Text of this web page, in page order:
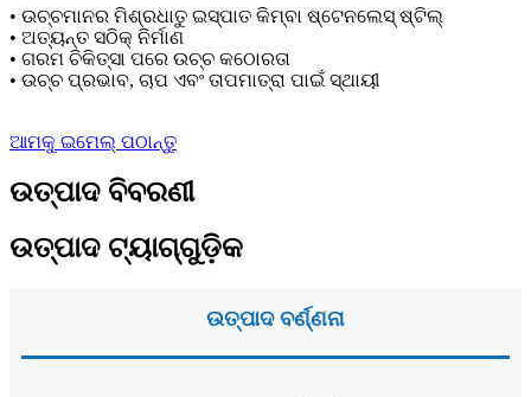
• ଉଚ୍ଚମାନର ମିଶ୍ରଧାତୁ ଇସ୍ପାତ କିମ୍ବା ଷ୍ଟେନଲେସ୍ ଷ୍ଟିଲ୍
• ଅତ୍ୟନ୍ତ ସଠିକ୍ ନିର୍ମାଣ
• ଗରମ ଚିକିତ୍ସା ପରେ ଉଚ୍ଚ କଠୋରତା
• ଉଚ୍ଚ ପ୍ରଭାବ, ଚାପ ଏବଂ ତାପମାତ୍ରା ପାଇଁ ସ୍ଥାୟୀ
ଆମକୁ ଇମେଲ୍ ପଠାନ୍ତୁ
ଉତ୍ପାଦ ବିବରଣୀ
ଉତ୍ପାଦ ଟ୍ୟାଗ୍‌ଗୁଡ଼ିକ
ଉତ୍ପାଦ ବର୍ଣ୍ଣନା